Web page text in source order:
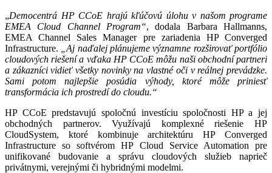
„Democentrá HP CCoE hrajú kľúčovú úlohu v našom programe
EMEA Cloud Channel Program“, dodala Barbara Hallmanns,
EMEA Channel Sales Manager pre zariadenia HP Converged
Infrastructure.
„Aj naďalej plánujeme významne rozširovať portfólio
cloudových riešení a vďaka HP CCoE môžu naši obchodní partneri
a zákazníci vidieť všetky novinky na vlastné oči v reálnej prevádzke.
Sami potom najlepšie posúdia výhody, ktoré môže priniesť
transformácia ich prostredí do cloudu.“
HP CCoE predstavujú spoločnú investíciu spoločnosti HP a jej
obchodných partnerov. Využívajú komplexné riešenie HP
CloudSystem, ktoré kombinuje architektúru HP Converged
Infrastructure so softvérom HP Cloud Service Automation pre
unifikované budovanie a správu cloudových služieb naprieč
privátnymi, verejnými či hybridnými modelmi.